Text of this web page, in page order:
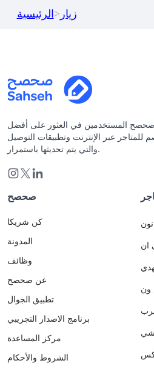
الرئيسية> زيار
المستخدمين في العثور على أفضل
للمتاجر عبر الإنترنت وتطبيقات التوصيل
والتي يتم تحديثها باستمرار.
صحصح
كن شريكا
المدونة
وظائف
عن صحصح
تطبيق الجوال
برنامج الاصدار التجريبي
مركز المساعدة
الشروط والأحكام
ان
ون